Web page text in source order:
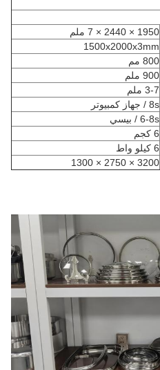
1950 × 2440 × 7 ملم
1500x2000x3mm
800 مم
900 ملم
3-7 ملم
8s / جهاز كمبيوتر
6-8s / بيسي
3200 × 2750 × 1300